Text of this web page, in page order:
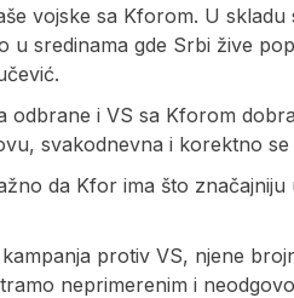
vojske sa Kforom. U
u sredinama gde Srbi žive
odbrane i VS sa Kforom
svakodnevna i korektno se
da Kfor ima što
protiv VS, njene
neprimerenim i